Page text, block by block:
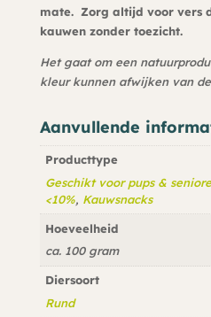
mate. Zorg altijd voor vers
kauwen zonder toezicht.
Het gaat om een
kleur kunnen afwijken van
Aanvullende
Producttype
Geschikt voor pups &
<10%, Kauwsnacks
Hoeveelheid
ca. 100 gram
Diersoort
Rund